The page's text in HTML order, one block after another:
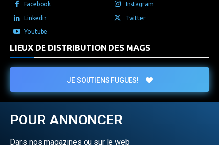
Facebook Instagram
Linkedin Twitter
Youtube
LIEUX DE DISTRIBUTION DES MAGS
JE SOUTIENS FUGUES!
POUR ANNONCER
Dans nos magazines ou sur le web